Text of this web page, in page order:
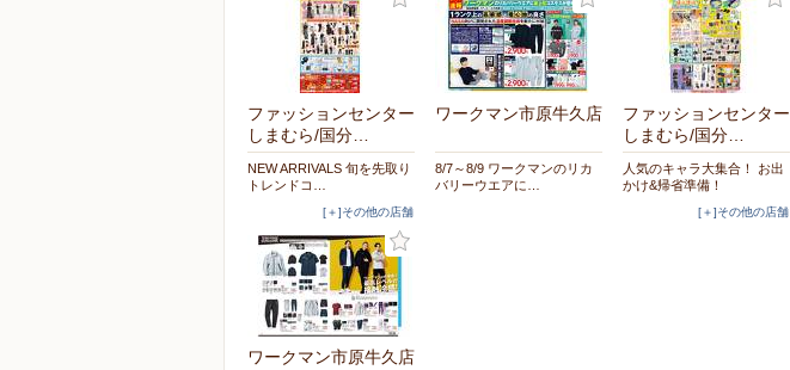
ファッションセンター
しまむら/国分…
NEW ARRIVALS 旬を先取り
トレンドコ…
[＋]その他の店舗
ワークマン市原牛久店
8/7～8/9 ワークマンのリカ
バリーウエアに…
ファッションセンター
しまむら/国分…
人気のキャラ大集合！ お出
かけ&帰省準備！
[＋]その他の店舗
ワークマン市原牛久店